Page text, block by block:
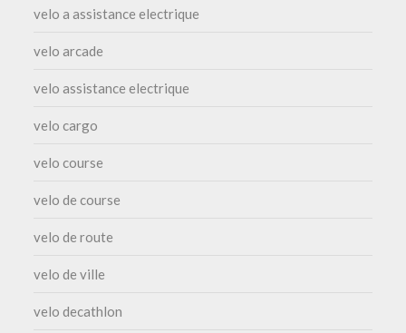
velo a assistance electrique
velo arcade
velo assistance electrique
velo cargo
velo course
velo de course
velo de route
velo de ville
velo decathlon